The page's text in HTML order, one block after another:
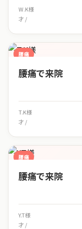
W.K様
才 /
腰痛
腰痛で来院
T.K様
才 /
腰痛
腰痛で来院
Y.T様
才 /